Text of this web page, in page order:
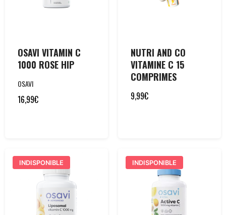
OSAVI VITAMIN C
1000 ROSE HIP
OSAVI
16,99€
NUTRI AND CO
VITAMINE C 15
COMPRIMES
9,99€
INDISPONIBLE INDISPONIBLE